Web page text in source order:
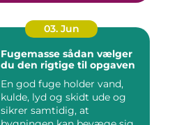
03. Jun
Fugemasse sådan vælger
du den rigtige til opgaven
En god fuge holder vand,
kulde, lyd og skidt ude og
sikrer samtidig, at